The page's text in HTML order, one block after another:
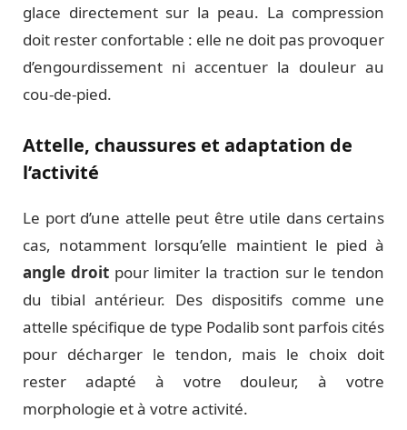
glace directement sur la peau. La compression
doit rester confortable : elle ne doit pas provoquer
d’engourdissement ni accentuer la douleur au
cou-de-pied.
Attelle, chaussures et adaptation de
l’activité
Le port d’une attelle peut être utile dans certains
cas, notamment lorsqu’elle maintient le pied à
angle droitpour limiter la traction sur le tendon
du tibial antérieur. Des dispositifs comme une
attelle spécifique de type Podalib sont parfois cités
pour décharger le tendon, mais le choix doit
rester adapté à votre douleur, à votre
morphologie et à votre activité.